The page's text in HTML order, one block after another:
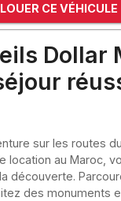
LOUER CE VÉHICULE
Dollar
sur les routes
location au Maroc,
découverte.
des monuments